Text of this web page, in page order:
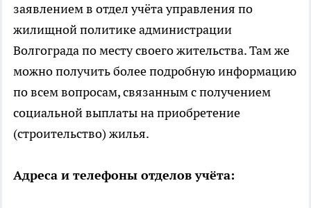
заявлением в отдел учёта управления по
жилищной политике администрации
Волгограда по месту своего жительства. Там же
можно получить более подробную информацию
по всем вопросам, связанным с получением
социальной выплаты на приобретение
(строительство) жилья.
Адреса и телефоны отделов учёта: